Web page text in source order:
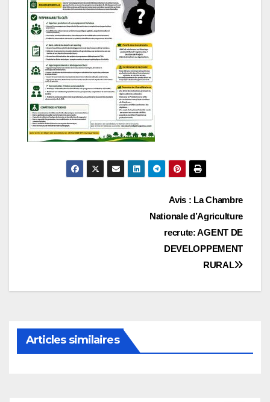
Avis : La Chambre
Nationale d’Agriculture
recrute: AGENT DE
DEVELOPPEMENT
RURAL
Articles similaires